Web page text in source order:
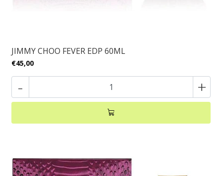
JIMMY CHOO FEVER EDP 60ML
€45,00
- +